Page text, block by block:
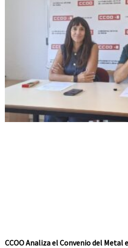
CCOO Analiza el Convenio del Metal